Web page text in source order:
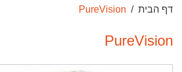
דף הבית PureVision
PureVision